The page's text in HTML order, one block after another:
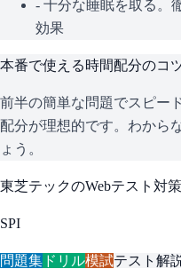
- 十分な睡眠を取る。
効果
本番で使える時間配分のコ
前半の簡単な問題でスピー
配分が理想的です。わから
ょう。
東芝テックのWebテスト対
SPI
問題集 ドリル模試テスト解